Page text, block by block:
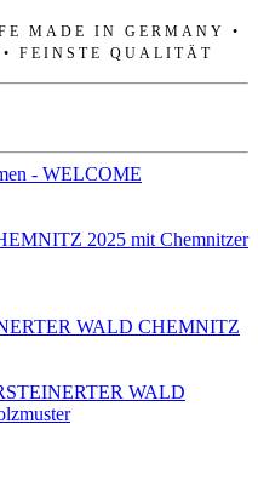
MADE IN GERMANY •
FEINSTE QUALITÄT
2025 mit Chemnitzer
WALD